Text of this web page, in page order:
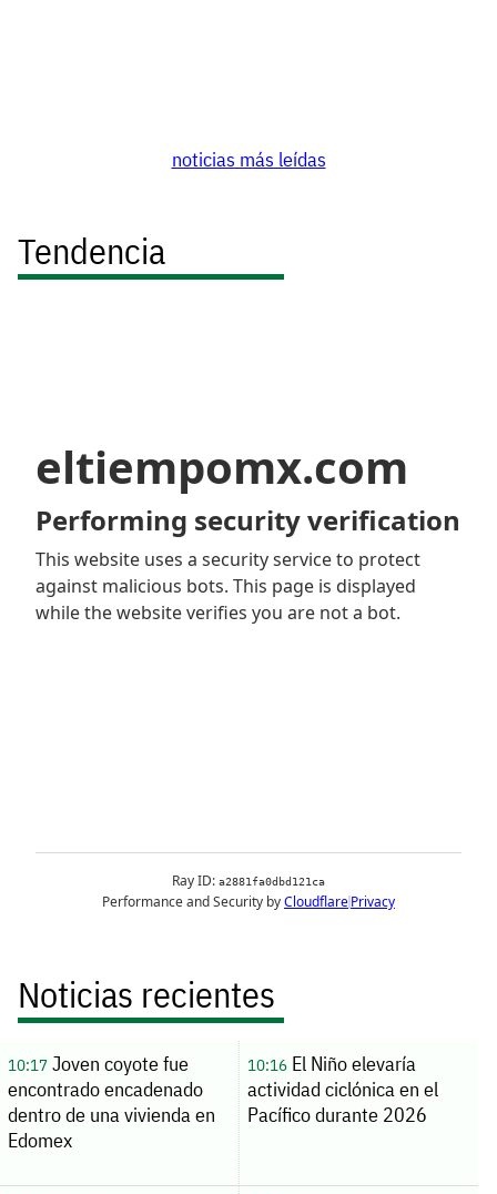
noticias más leídas
Tendencia
Noticias recientes
10:17Joven coyote fue
encontrado encadenado
dentro de una vivienda en
Edomex
10:16El Niño elevaría
actividad ciclónica en el
Pacífico durante 2026